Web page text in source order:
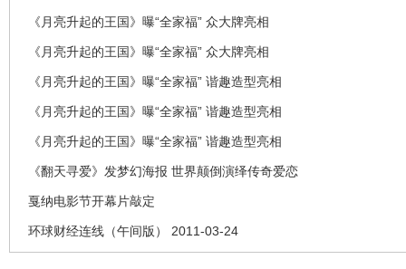
《月亮升起的王国》曝“全家福” 众大牌亮相
《月亮升起的王国》曝“全家福” 众大牌亮相
《月亮升起的王国》曝“全家福” 谐趣造型亮相
《月亮升起的王国》曝“全家福” 谐趣造型亮相
《月亮升起的王国》曝“全家福” 谐趣造型亮相
《翻天寻爱》发梦幻海报 世界颠倒演绎传奇爱恋
戛纳电影节开幕片敲定
环球财经连线（午间版） 2011-03-24